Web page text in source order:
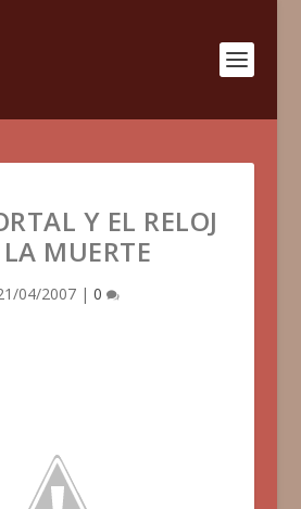
Y EL RELOJ
MUERTE
04/2007| 0